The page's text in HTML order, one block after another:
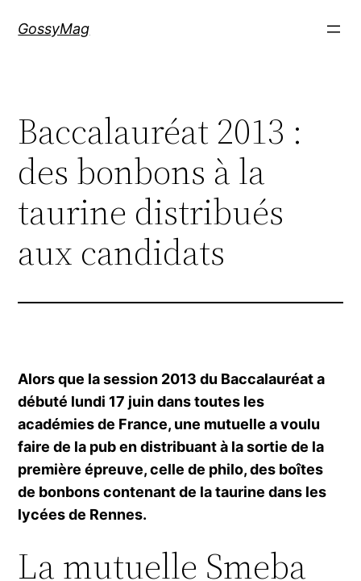
GossyMag
Baccalauréat 2013 :
des bonbons à la
taurine distribués
aux candidats
Alors que la session 2013 du Baccalauréat a
débuté lundi 17 juin dans toutes les
académies de France, une mutuelle a voulu
faire de la pub en distribuant à la sortie de la
première épreuve, celle de philo, des boîtes
de bonbons contenant de la taurine dans les
lycées de Rennes.
La mutuelle Smeba